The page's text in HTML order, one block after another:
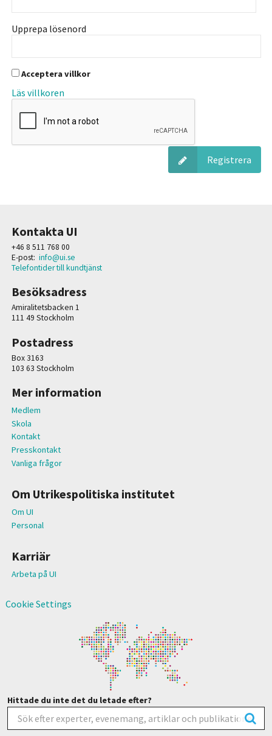
Upprepa lösenord
Acceptera villkor
Läs villkoren
Registrera
Kontakta UI
+46 8 511 768 00
E-post: info@ui.se
Telefontider till kundtjänst
Besöksadress
Amiralitetsbacken 1
111 49 Stockholm
Postadress
Box 3163
103 63 Stockholm
Mer information
Medlem
Skola
Kontakt
Presskontakt
Vanliga frågor
Om Utrikespolitiska institutet
Om UI
Personal
Karriär
Arbeta på UI
Cookie Settings
Hittade du inte det du letade efter?